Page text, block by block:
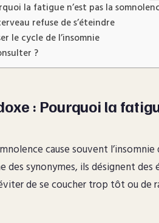
la fatigue n’est pas la
refuse de s’éteindre
le cycle de l’insomnie
?
: Pourquoi la
cause souvent l’insomnie
des synonymes, ils désignent
de se coucher trop tôt ou de